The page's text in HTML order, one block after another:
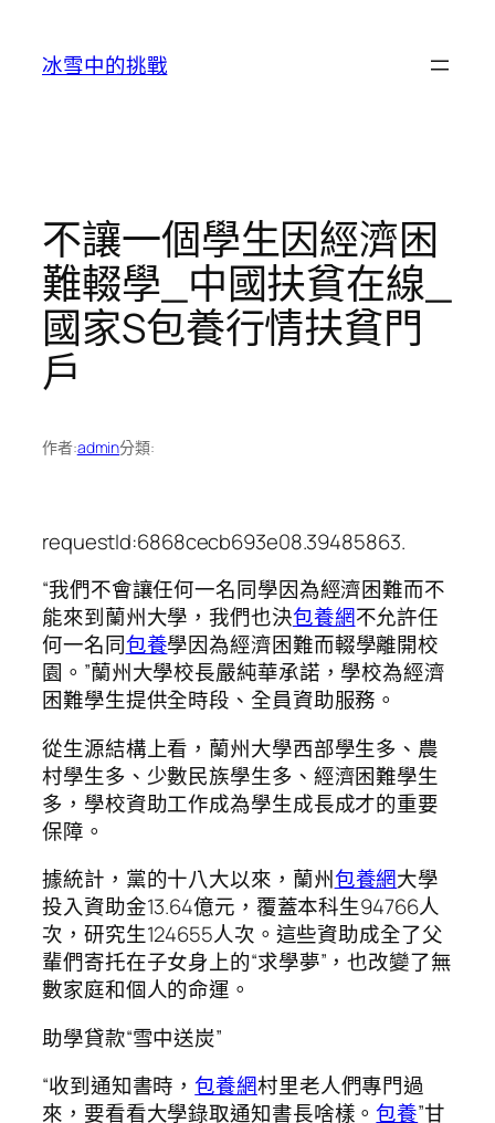
冰雪中的挑戰
不讓一個學生因經濟困
難輟學_中國扶貧在線_
國家S包養行情扶貧門
戶
作者:admin分類:
requestId:6868cecb693e08.39485863.
“我們不會讓任何一名同學因為經濟困難而不
能來到蘭州大學，我們也決包養網不允許任
何一名同包養學因為經濟困難而輟學離開校
園。”蘭州大學校長嚴純華承諾，學校為經濟
困難學生提供全時段、全員資助服務。
從生源結構上看，蘭州大學西部學生多、農
村學生多、少數民族學生多、經濟困難學生
多，學校資助工作成為學生成長成才的重要
保障。
據統計，黨的十八大以來，蘭州包養網大學
投入資助金13.64億元，覆蓋本科生94766人
次，研究生124655人次。這些資助成全了父
輩們寄托在子女身上的“求學夢”，也改變了無
數家庭和個人的命運。
助學貸款“雪中送炭”
“收到通知書時，包養網村里老人們專門過
來，要看看大學錄取通知書長啥樣。包養”甘